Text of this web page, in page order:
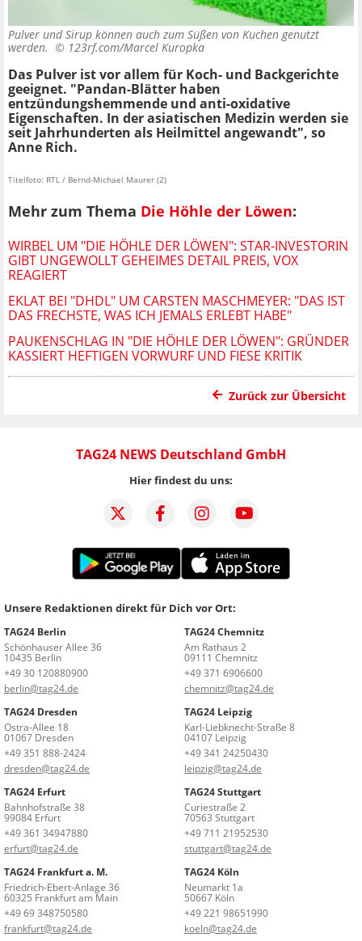
Pulver und Sirup können auch zum Süßen von Kuchen genutzt
werden. © 123rf.com/Marcel Kuropka
Das Pulver ist vor allem für Koch- und Backgerichte
geeignet. "Pandan-Blätter haben
entzündungshemmende und anti-oxidative
Eigenschaften. In der asiatischen Medizin werden sie
seit Jahrhunderten als Heilmittel angewandt", so
Anne Rich.
Titelfoto: RTL / Bernd-Michael Maurer (2)
Mehr zum Thema Die Höhle der Löwen:
WIRBEL UM "DIE HÖHLE DER LÖWEN": STAR-INVESTORIN
GIBT UNGEWOLLT GEHEIMES DETAIL PREIS, VOX
REAGIERT
EKLAT BEI "DHDL" UM CARSTEN MASCHMEYER: "DAS IST
DAS FRECHSTE, WAS ICH JEMALS ERLEBT HABE"
PAUKENSCHLAG IN "DIE HÖHLE DER LÖWEN": GRÜNDER
KASSIERT HEFTIGEN VORWURF UND FIESE KRITIK
Zurück zur Übersicht
TAG24 NEWS Deutschland GmbH
Hier findest du uns:
Unsere Redaktionen direkt für Dich vor Ort:
TAG24 Berlin
Schönhauser Allee 36
10435 Berlin
+49 30 120880900
berlin@tag24.de
TAG24 Chemnitz
Am Rathaus 2
09111 Chemnitz
+49 371 6906600
chemnitz@tag24.de
TAG24 Dresden
Ostra-Allee 18
01067 Dresden
+49 351 888-2424
dresden@tag24.de
TAG24 Leipzig
Karl-Liebknecht-Straße 8
04107 Leipzig
+49 341 24250430
leipzig@tag24.de
TAG24 Erfurt
Bahnhofstraße 38
99084 Erfurt
+49 361 34947880
erfurt@tag24.de
TAG24 Stuttgart
Curiestraße 2
70563 Stuttgart
+49 711 21952530
stuttgart@tag24.de
TAG24 Frankfurt a. M.
Friedrich-Ebert-Anlage 36
60325 Frankfurt am Main
+49 69 348750580
frankfurt@tag24.de
TAG24 Köln
Neumarkt 1a
50667 Köln
+49 221 98651990
koeln@tag24.de